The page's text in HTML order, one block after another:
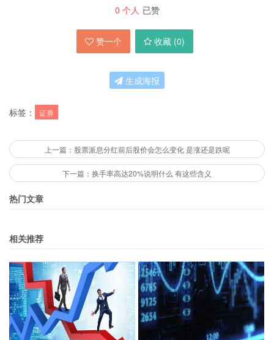
0 个人 已赞
赞一个 收藏 (0)
生成海报
标签： 证券
上一篇：股票派息分红前后股价会怎么变化 是涨还是跌呢
下一篇：换手率高达20%说明什么 有这些含义
热门文章
相关推荐